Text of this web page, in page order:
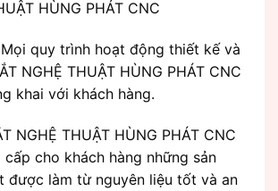
HÙNG PHÁT CNC
Mọi quy trình hoạt động thiết kế và
NGHỆ THUẬT HÙNG PHÁT CNC
khai với khách hàng.
NGHỆ THUẬT HÙNG PHÁT CNC
cho khách hàng những sản
được làm từ nguyên liệu tốt và an